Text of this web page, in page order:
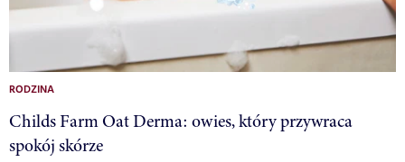
RODZINA
Childs Farm Oat Derma: owies, który przywraca
spokój skórze